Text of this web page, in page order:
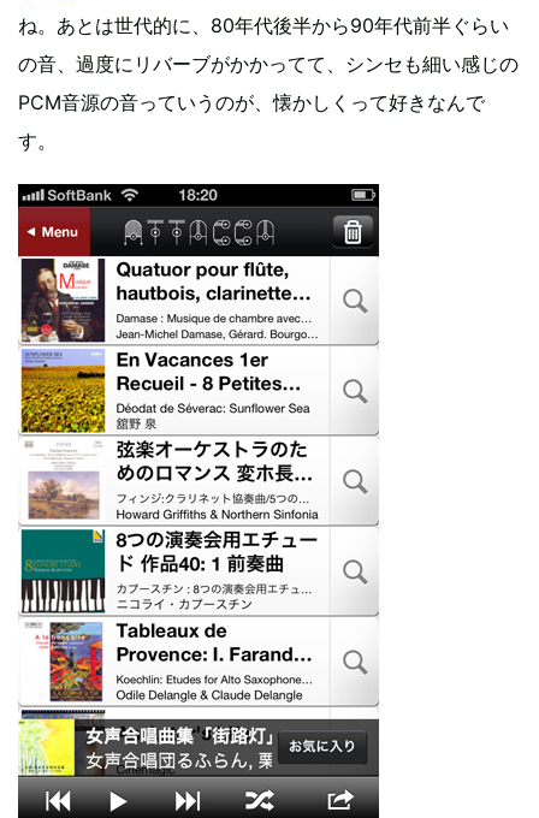
ね。あとは世代的に、80年代後半から90年代前半ぐらい
の音、過度にリバーブがかかってて、シンセも細い感じの
PCM音源の音っていうのが、懐かしくって好きなんで
す。